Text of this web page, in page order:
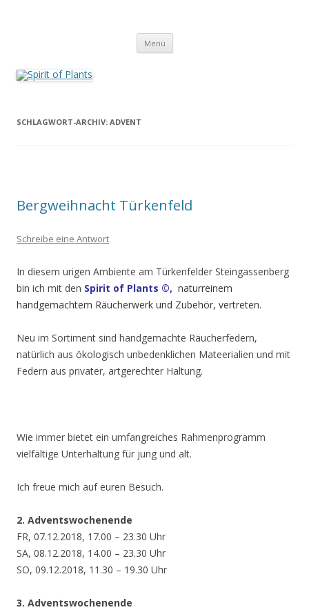
Menü
SCHLAGWORT-ARCHIV: ADVENT
Bergweihnacht Türkenfeld
Schreibe eine Antwort
In diesem urigen Ambiente am Türkenfelder Steingassenberg
bin ich mit den Spirit of Plants ©, naturreinem
handgemachtem Räucherwerk und Zubehör, vertreten.
Neu im Sortiment sind handgemachte Räucherfedern,
natürlich aus ökologisch unbedenklichen Mateerialien und mit
Federn aus privater, artgerechter Haltung.
Wie immer bietet ein umfangreiches Rahmenprogramm
vielfältige Unterhaltung für jung und alt.
Ich freue mich auf euren Besuch.
2. Adventswochenende
FR, 07.12.2018, 17.00 – 23.30 Uhr
SA, 08.12.2018, 14.00 – 23.30 Uhr
SO, 09.12.2018, 11.30 – 19.30 Uhr
3. Adventswochenende